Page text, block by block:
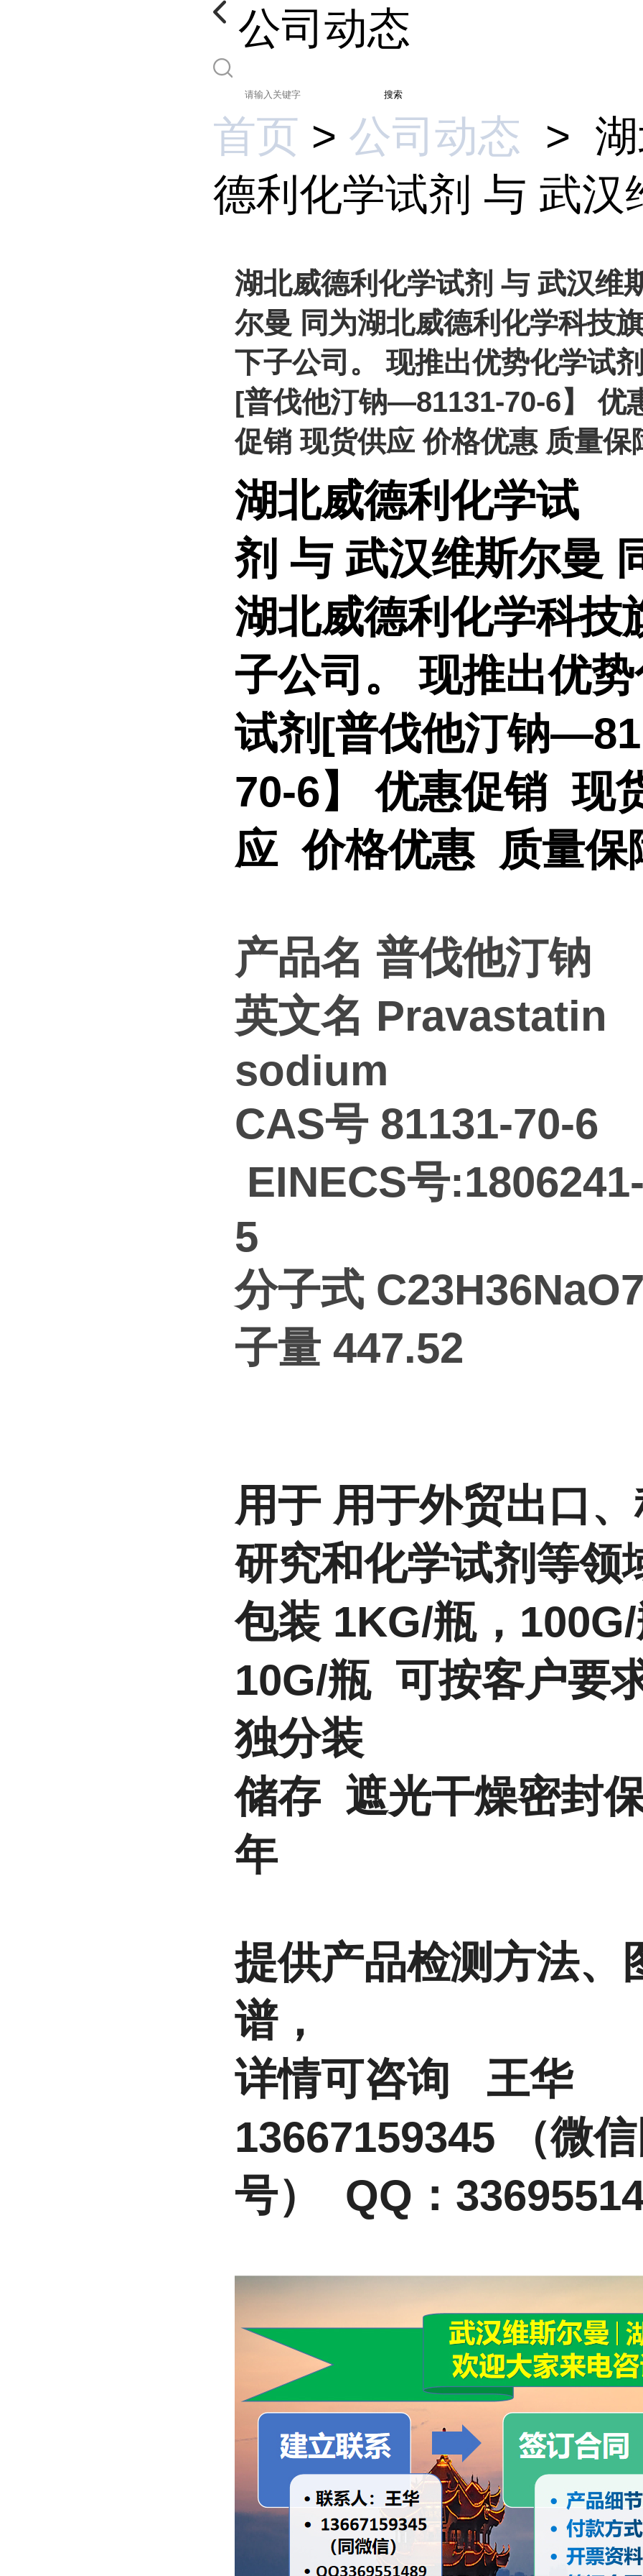
公司动态
搜索
首页 > 公司动态 >
德利化学试剂 与 武汉
湖北威德利化学试剂 与 武汉维
尔曼 同为湖北威德利化学科技
下子公司。 现推出优势化学试
[普伐他汀钠—81131-70-6】 优
促销 现货供应 价格优惠 质量保
湖北威德利化学试
剂 与 武汉维斯尔曼
湖北威德利化学科技
子公司。 现推出优
试剂[普伐他汀钠
70-6】 优惠促销 现
应 价格优惠 质量保
产品名 普伐他汀钠
英文名 Pravastatin
sodium
CAS号 81131-70-6
EINECS号
5
分子式
子量 447.52
用于 用于外贸出口
研究和化学试剂等领
包装 1KG/瓶，
10G/瓶 可按客户要
独分装
储存 遮光干燥密封
年
提供产品检测方法、
谱，
详情可咨询 王华
13667159345 （微
号） QQ：